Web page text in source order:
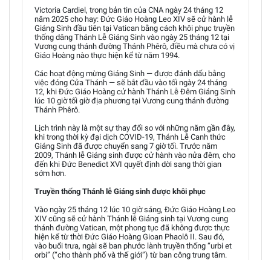
Victoria Cardiel, trong bản tin của CNA ngày 24 tháng 12
năm 2025 cho hay: Đức Giáo Hoàng Leo XIV sẽ cử hành lễ
Giáng Sinh đầu tiên tại Vatican bằng cách khôi phục truyền
thống dâng Thánh Lễ Giáng Sinh vào ngày 25 tháng 12 tại
Vương cung thánh đường Thánh Phêrô, điều mà chưa có vị
Giáo Hoàng nào thực hiện kể từ năm 1994.
Các hoạt động mừng Giáng Sinh — được đánh dấu bằng
việc đóng Cửa Thánh — sẽ bắt đầu vào tối ngày 24 tháng
12, khi Đức Giáo Hoàng cử hành Thánh Lễ Đêm Giáng Sinh
lúc 10 giờ tối giờ địa phương tại Vương cung thánh đường
Thánh Phêrô.
Lịch trình này là một sự thay đổi so với những năm gần đây,
khi trong thời kỳ đại dịch COVID-19, Thánh Lễ Canh thức
Giáng Sinh đã được chuyển sang 7 giờ tối. Trước năm
2009, Thánh lễ Giáng sinh được cử hành vào nửa đêm, cho
đến khi Đức Benedict XVI quyết định dời sang thời gian
sớm hơn.
Truyền thống Thánh lễ Giáng sinh được khôi phục
Vào ngày 25 tháng 12 lúc 10 giờ sáng, Đức Giáo Hoàng Leo
XIV cũng sẽ cử hành Thánh lễ Giáng sinh tại Vương cung
thánh đường Vatican, một phong tục đã không được thực
hiện kể từ thời Đức Giáo Hoàng Gioan Phaolô II. Sau đó,
vào buổi trưa, ngài sẽ ban phước lành truyền thống “urbi et
orbi” (“cho thành phố và thế giới”) từ ban công trung tâm.